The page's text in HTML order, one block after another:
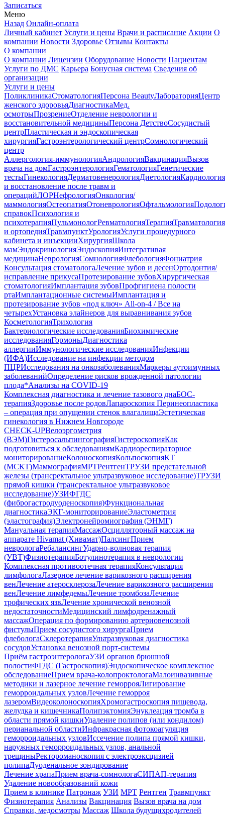
Записаться
Меню
Назад Онлайн-оплата
Личный кабинет Услуги и цены Врачи и расписание Акции О
компании Новости Здоровье Отзывы Контакты
О компании
О компании Лицензии Оборудование Новости Пациентам
Услуги по ДМС Карьера Бонусная система Сведения об
организации
Услуги и цены
ПоликлиникаСтоматологияПерсона BeautyЛабораторияЦентр
женского здоровьяДиагностикаМед.
осмотрыПрозрениеОтделение неврологии и
восстановительной медициныПерсона ДетствоСосудистый
центрПластическая и эндоскопическая
хирургияГастроэнтерологический центрСомнологический
центр
Аллергология-иммунологияАндрологияВакцинацияВызов
врача на домГастроэнтерологияГематологияГенетические
тестыГинекологияДерматовенерологияДиетологияКардиология
и восстановление после травм и
операцийЛОРНефрологияОнкология/
маммологияОстеопатияОтоневрологияОфтальмология
справокПсихология и
психотерапияПульмонологРевматологияТерапияТравматология
и ортопедияТравмпунктУрологияУслуги процедурного
кабинета и инъекцииХирургияШкола
мамЭндокринологияЭндоскопияИнтегративая
медицинаНеврологияСомнологияФлебологияФониатрия
Консультация стоматологаЛечение зубов и десенОртодонтия/
исправление прикусаПротезирование зубовХирургическая
стоматологияИмплантация зубовПрофгигиена полости
ртаИмплантационные системыИмплантация и
протезирование зубов «под ключ» All-on-4 / Все на
четырехУстановка элайнеров для выравнивания зубов
КосметологияТрихология
Бактериологические исследованияБиохимические
исследованияГормоныДиагностика
аллергииИммунологические исследованияИнфекции
(ИФА)Исследование на инфекции методом
ПЦРИсследования на онкозаболеванияМаркеры аутоимунных
заболеванийОпределение рисков врожденной патологии
плода*Анализы на COVID-19
Комплексная диагностика и лечение тазового днаБОС-
терапияЗдоровье после родовЛапароскопия Перинеопластика
– операция при опущении стенок влагалищаЭстетическая
гинекология в Нижнем Новгороде
CHECK-UPВелоэргометрия
(ВЭМ)ГистеросальпингографияГистероскопияКак
подготовиться к обследованиямКардиореспираторное
мониторированиеКолоноскопияКольпоскопияКТ
(МСКТ)МаммографияМРТРентгенТРУЗИ предстательной
железы (трансректальное ультразвуковое исследование)ТРУЗИ
прямой кишки (трансректальное ультразвуковое
исследование)УЗИФГДС
(фиброгастродуоденоскопия)Функциональная
диагностикаЭКГ-мониторированиеЭластометрия
(эластография)Электронейромиография (ЭНМГ)
Мануальная терапияМассажОсцилляторный массаж на
аппарате Hivamat (Хивамат)ПалсингПрием
неврологаРебалансингУдарно-волновая терапия
(УВТ)ФизиотерапияБотулинотерапия в неврологии
Комплексная противоотечная терапияКонсультация
лимфологаЛазерное лечение варикозного расширения
венЛечение атеросклерозаЛечение варикозного расширения
венЛечение лимфедемыЛечение тромбозаЛечение
трофических язвЛечение хронической венозной
недостаточностиМедицинский лимфодренажный
массажОперация по формированию артериовенозной
фистулыПрием сосудистого хирургаПрием
флебологаСклеротерапияУльтразвуковая диагностика
сосудовУстановка венозной порт-системы
Приём гастроэнтерологаУЗИ органов брюшной
полостиФГДС (Гастроскопия)Эндоскопическое комплексное
обследованиеПрием врача-колопроктологаМалоинвазивные
методики и лазерное лечение геморрояЛигирование
геморроидальных узловЛечение геморроя
лазеромВидеоколоноскопияХромогастроскопия пищевода,
желудка и кишечникаПолипэктомияЭнуклеация тромба в
области прямой кишкиУдаление полипов (или кондилом)
перианальной областиИнфракрасная фотокоагуляция
геморроидальных узловИссечение полипа прямой кишки,
наружных геморроидальных узлов, анальной
трещиныРектороманоскопия с электроэксцизией
полипаДуоденальное зондирование
Лечение храпаПрием врача-сомнологаСИПАП-терапия
Удаление новообразований кожи
Прием в клинике Патронаж УЗИ МРТ Рентген Травмпункт
Физиотерапия Анализы Вакцинация Вызов врача на дом
Справки, медосмотры Массаж Школа будущихродителей